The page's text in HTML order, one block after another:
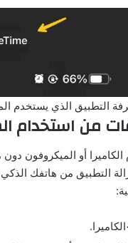
التطبيق الذي يستخدم
من استخدام
الكاميرا أو الميكروفون
التطبيق من هاتفك